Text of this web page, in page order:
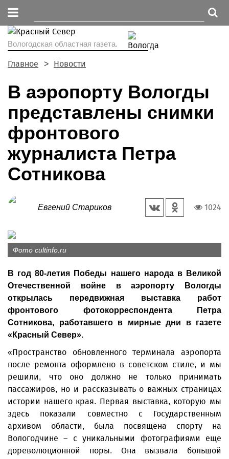
Вологодская областная газета.
Главное Новости
В аэропорту Вологды
представлены снимки
фронтового
журналиста Петра
Сотникова
Евгений Стариков 1024
Фото cultinfo.ru
В год 80-летия Победы нашего народа в Великой
Отечественной войне в аэропорту Вологды
открылась передвижная выставка работ
фронтового фотокорреспондента Петра
Сотникова, работавшего в мирные дни в газете
«Красный Север».
«Пространство обновленного терминала аэропорта
после ремонта оформлено в советском стиле, и мы
решили, что оно должно не только принимать
пассажиров, но и рассказывать о важных страницах
истории нашего края. Первая выставка, которую мы
здесь показали совместно с Государственным
архивом области, была посвящена спорту на
Вологодчине – с уникальными фотографиями еще
дореволюционной поры. Она вызвала большой